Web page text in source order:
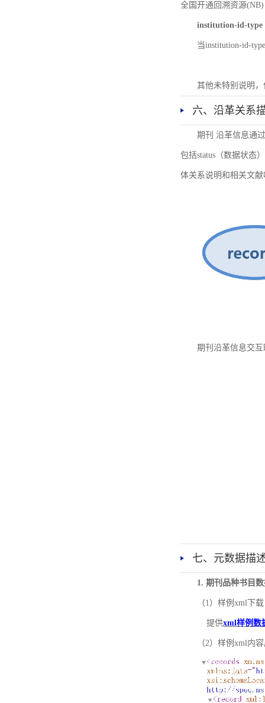
全国开通回溯资源(NB)
institution-id-type
当institution-id-
其他未特别说明
六、沿革关系
期刊 沿革信息通
包括status（数据状态
体关系说明和相关文
期刊沿革信息交
七、元数据描
1. 期刊品种书目
（1）样例xml下载
提供xml样例数
（2）样例xml内